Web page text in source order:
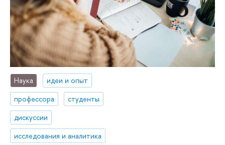
Наука
идеи и опыт
профессора
студенты
дискуссии
исследования и аналитика